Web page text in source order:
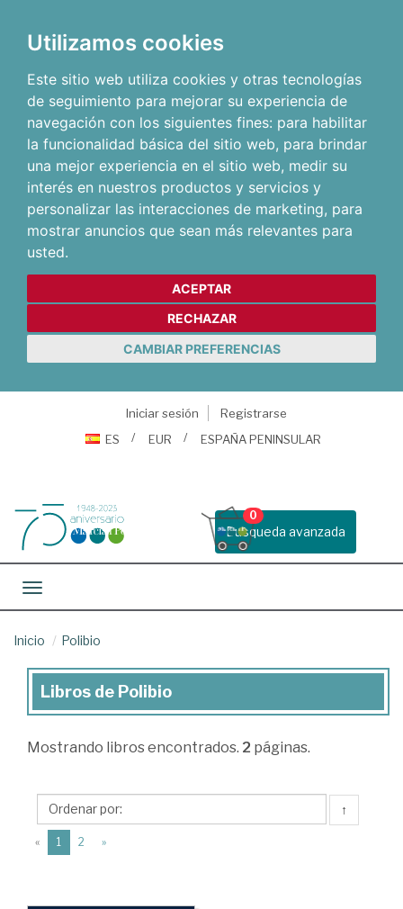
Utilizamos cookies
Este sitio web utiliza cookies y otras tecnologías
de seguimiento para mejorar su experiencia de
navegación con los siguientes fines: para habilitar
la funcionalidad básica del sitio web, para brindar
una mejor experiencia en el sitio web, medir su
interés en nuestros productos y servicios y
personalizar las interacciones de marketing, para
mostrar anuncios que sean más relevantes para
usted.
ACEPTAR
RECHAZAR
CAMBIAR PREFERENCIAS
Iniciar sesión
Registrarse
ES
EUR ESPAÑA PENINSULAR
Busqueda avanzada
0
Toggle navigation
Inicio Polibio
Libros
Polibio
Libros de Polibio
Mostrando libros encontrados. 2 páginas.
↑
« 1 (current)
2 »